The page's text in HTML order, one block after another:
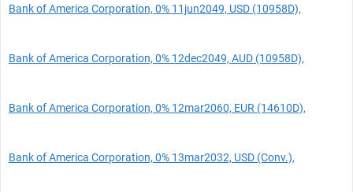
Bank of America Corporation, 0% 11jun2049, USD (10958D),
Bank of America Corporation, 0% 12dec2049, AUD (10958D),
Bank of America Corporation, 0% 12mar2060, EUR (14610D),
Bank of America Corporation, 0% 13mar2032, USD (Conv.),